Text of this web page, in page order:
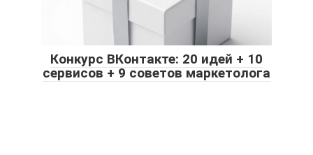
Конкурс ВКонтакте: 20 идей + 10
сервисов + 9 советов маркетолога